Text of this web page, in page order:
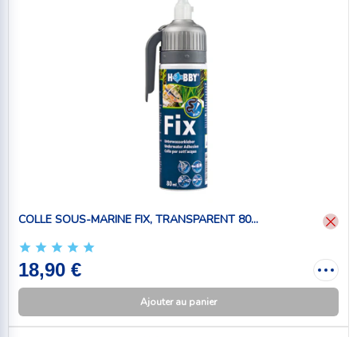
COLLE SOUS-MARINE FIX, TRANSPARENT 80...
18,90 €
Ajouter au panier